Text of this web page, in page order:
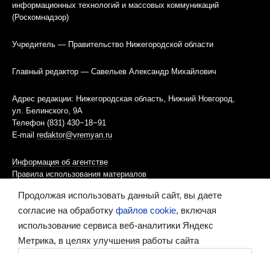
информационных технологий и массовых коммуникаций
(Роскомнадзор)
Учредитель — Правительство Нижегородской области
Главный редактор — Савельев Александр Михайлович
Адрес редакции: Нижегородская область, Нижний Новгород,
ул. Белинского, 9А
Телефон (831) 430−18−91
E-mail redaktor@vremyan.ru
Информация об агентстве
Правила использования материалов
Информационная политика использования «cookies»-файлов
Ресурс содержит материалы 16+
Продолжая использовать данный сайт, вы даете
согласие на обработку файлов cookie, включая
использование сервиса веб-аналитики Яндекс
Метрика, в целях улучшения работы сайта